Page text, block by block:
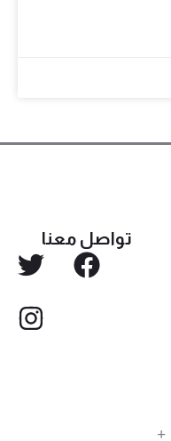
تواصل معنا